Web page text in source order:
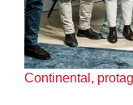
Continental,